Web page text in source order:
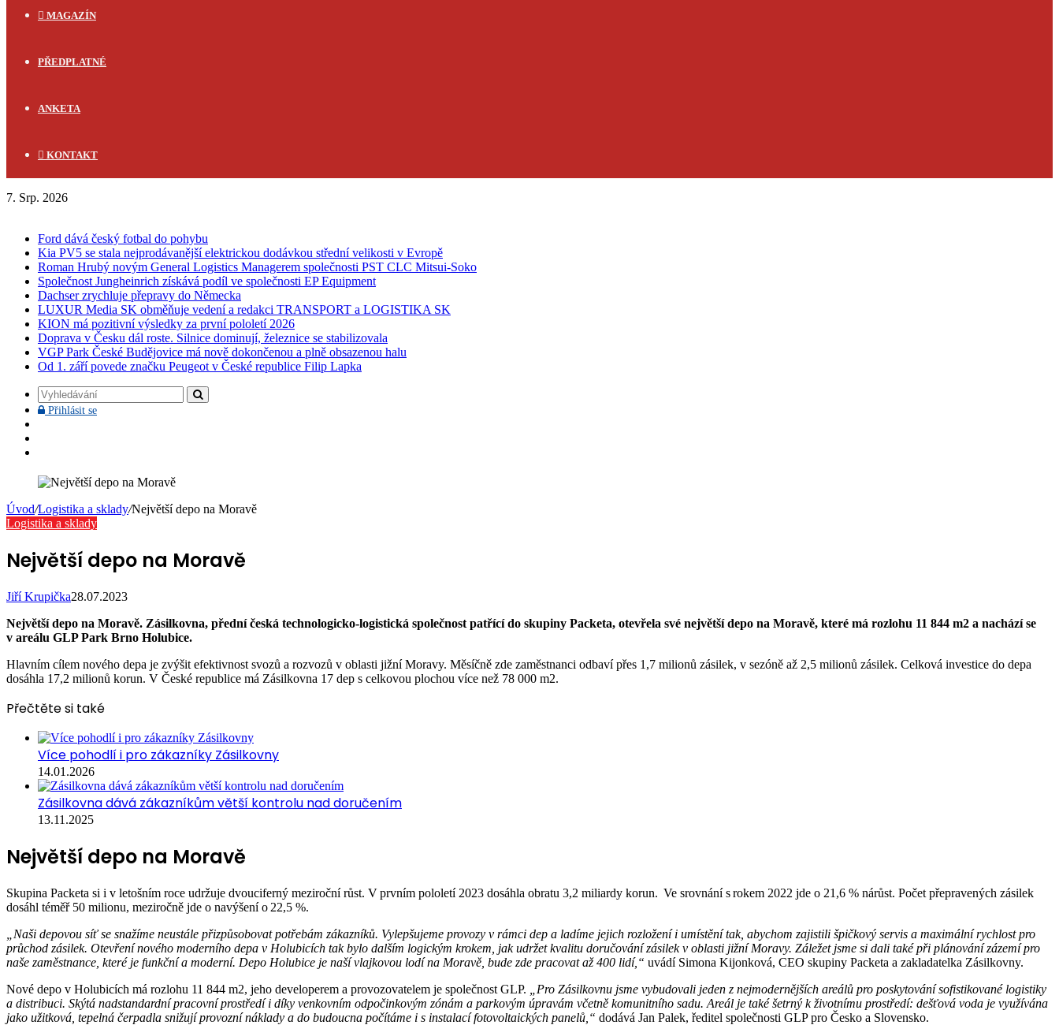
MAGAZÍN
PŘEDPLATNÉ
ANKETA
KONTAKT
7. Srp. 2026
Ford dává český fotbal do pohybu
Kia PV5 se stala nejprodávanější elektrickou dodávkou střední velikosti v Evropě
Roman Hrubý novým General Logistics Managerem společnosti PST CLC Mitsui-Soko
Společnost Jungheinrich získává podíl ve společnosti EP Equipment
Dachser zrychluje přepravy do Německa
LUXUR Media SK obměňuje vedení a redakci TRANSPORT a LOGISTIKA SK
KION má pozitivní výsledky za první pololetí 2026
Doprava v Česku dál roste. Silnice dominují, železnice se stabilizovala
VGP Park České Budějovice má nově dokončenou a plně obsazenou halu
Od 1. září povede značku Peugeot v České republice Filip Lapka
Vyhledávání
Přihlásit sePřihlásit
Úvod/Logistika a sklady/Největší depo na Moravě
Logistika a sklady
Největší depo na Moravě
Jiří Krupička28.07.2023
Největší depo na Moravě. Zásilkovna, přední česká technologicko-logistická společnost patřící do skupiny Packeta, otevřela své největší depo na Moravě, které má rozlohu 11 844 m2 a nachází se
v areálu GLP Park Brno Holubice.
Hlavním cílem nového depa je zvýšit efektivnost svozů a rozvozů v oblasti jižní Moravy. Měsíčně zde zaměstnanci odbaví přes 1,7 milionů zásilek, v sezóně až 2,5 milionů zásilek. Celková investice do depa
dosáhla 17,2 milionů korun. V České republice má Zásilkovna 17 dep s celkovou plochou více než 78 000 m2.
Přečtěte si také
Více pohodlí i pro zákazníky Zásilkovny
14.01.2026
Zásilkovna dává zákazníkům větší kontrolu nad doručením
13.11.2025
Největší depo na Moravě
Skupina Packeta si i v letošním roce udržuje dvouciferný meziroční růst. V prvním pololetí 2023 dosáhla obratu 3,2 miliardy korun. Ve srovnání s rokem 2022 jde o 21,6 % nárůst. Počet přepravených zásilek
dosáhl téměř 50 milionu, meziročně jde o navýšení o 22,5 %.
„Naši depovou síť se snažíme neustále přizpůsobovat potřebám zákazníků. Vylepšujeme provozy v rámci dep a ladíme jejich rozložení i umístění tak, abychom zajistili špičkový servis a maximální rychlost pro
průchod zásilek. Otevření nového moderního depa v Holubicích tak bylo dalším logickým krokem, jak udržet kvalitu doručování zásilek v oblasti jižní Moravy. Záležet jsme si dali také při plánování zázemí pro
naše zaměstnance, které je funkční a moderní. Depo Holubice je naší vlajkovou lodí na Moravě, bude zde pracovat až 400 lidí,“ uvádí Simona Kijonková, CEO skupiny Packeta a zakladatelka Zásilkovny.
Nové depo v Holubicích má rozlohu 11 844 m2, jeho developerem a provozovatelem je společnost GLP.
„Pro Zásilkovnu jsme vybudovali jeden z nejmodernějších areálů pro poskytování sofistikované logistiky
a distribuci. Skýtá nadstandardní pracovní prostředí i díky venkovním odpočinkovým zónám a parkovým úpravám včetně komunitního sadu. Areál je také šetrný k životnímu prostředí: dešťová voda je využívána
jako užitková, tepelná čerpadla snižují provozní náklady a do budoucna počítáme i s instalací fotovoltaických panelů,“ dodává Jan Palek, ředitel společnosti GLP pro Česko a Slovensko.